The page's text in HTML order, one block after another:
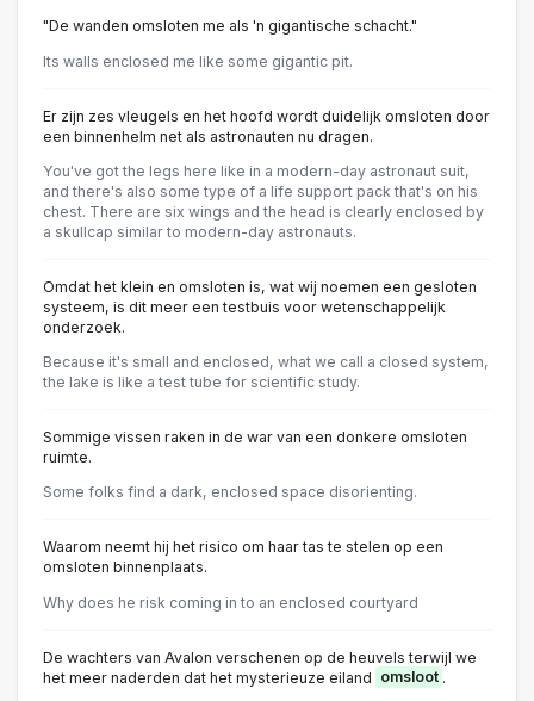
"De wanden omsloten me als 'n gigantische schacht."
Its walls enclosed me like some gigantic pit.
Er zijn zes vleugels en het hoofd wordt duidelijk omsloten door
een binnenhelm net als astronauten nu dragen.
You've got the legs here like in a modern-day astronaut suit,
and there's also some type of a life support pack that's on his
chest. There are six wings and the head is clearly enclosed by
a skullcap similar to modern-day astronauts.
Omdat het klein en omsloten is, wat wij noemen een gesloten
systeem, is dit meer een testbuis voor wetenschappelijk
onderzoek.
Because it's small and enclosed, what we call a closed system,
the lake is like a test tube for scientific study.
Sommige vissen raken in de war van een donkere omsloten
ruimte.
Some folks find a dark, enclosed space disorienting.
Waarom neemt hij het risico om haar tas te stelen op een
omsloten binnenplaats.
Why does he risk coming in to an enclosed courtyard
De wachters van Avalon verschenen op de heuvels terwijl we
het meer naderden dat het mysterieuze eiland omsloot .